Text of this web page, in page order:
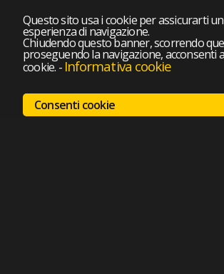
Questo sito usa i cookie per assicurarti
esperienza di navigazione.
Chiudendo questo banner, scorrendo
proseguendo la navigazione, acconsenti
cookie. - Informativa cookie
Consenti cookie